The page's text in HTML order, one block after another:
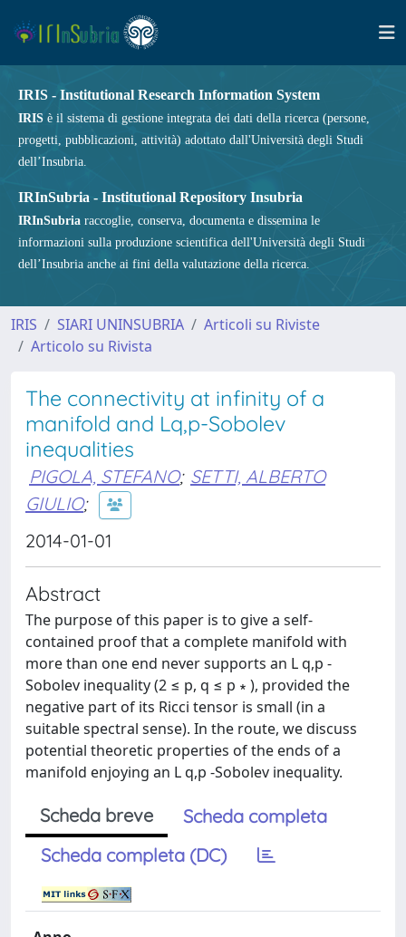
IRIS - Institutional Research Information System
IRIS è il sistema di gestione integrata dei dati della ricerca (persone,
progetti, pubblicazioni, attività) adottato dall'Università degli Studi
dell’Insubria.
IRInSubria - Institutional Repository Insubria
IRInSubria raccoglie, conserva, documenta e dissemina le
informazioni sulla produzione scientifica dell'Università degli Studi
dell’Insubria anche ai fini della valutazione della ricerca.
IRIS SIARI UNINSUBRIA
Articoli su Riviste
Articolo su Rivista
The connectivity at infinity of a
manifold and Lq,p-Sobolev
inequalities
PIGOLA, STEFANO; SETTI, ALBERTO
GIULIO;
2014-01-01
Abstract
The purpose of this paper is to give a self-
contained proof that a complete manifold with
more than one end never supports an L q,p -
Sobolev inequality (2 ≤ p, q ≤ p ∗ ), provided the
negative part of its Ricci tensor is small (in a
suitable spectral sense). In the route, we discuss
potential theoretic properties of the ends of a
manifold enjoying an L q,p -Sobolev inequality.
Scheda breve
Scheda completa
Scheda completa (DC)